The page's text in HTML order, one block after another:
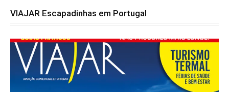
VIAJAR Escapadinhas em Portugal